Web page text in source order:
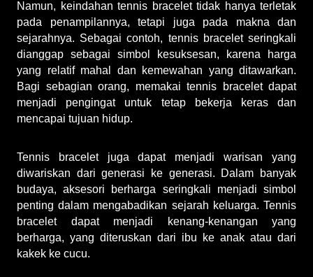
Namun, keindahan tennis bracelet tidak hanya terletak
pada penampilannya, tetapi juga pada makna dan
sejarahnya. Sebagai contoh, tennis bracelet seringkali
dianggap sebagai simbol kesuksesan, karena harga
yang relatif mahal dan kemewahan yang ditawarkan.
Bagi sebagian orang, memakai tennis bracelet dapat
menjadi pengingat untuk tetap bekerja keras dan
mencapai tujuan hidup.
Tennis bracelet juga dapat menjadi warisan yang
diwariskan dari generasi ke generasi. Dalam banyak
budaya, aksesori berharga seringkali menjadi simbol
penting dalam mengabadikan sejarah keluarga. Tennis
bracelet dapat menjadi kenang-kenangan yang
berharga, yang diteruskan dari ibu ke anak atau dari
kakek ke cucu.